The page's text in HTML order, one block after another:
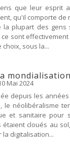
que leur esprit
qu'il comporte
la plupart des gens
sont
sous la...
Mai 2024
depuis les
le néolibéralisme
et sanitaire pour
étaient cloués au
digitalisation...